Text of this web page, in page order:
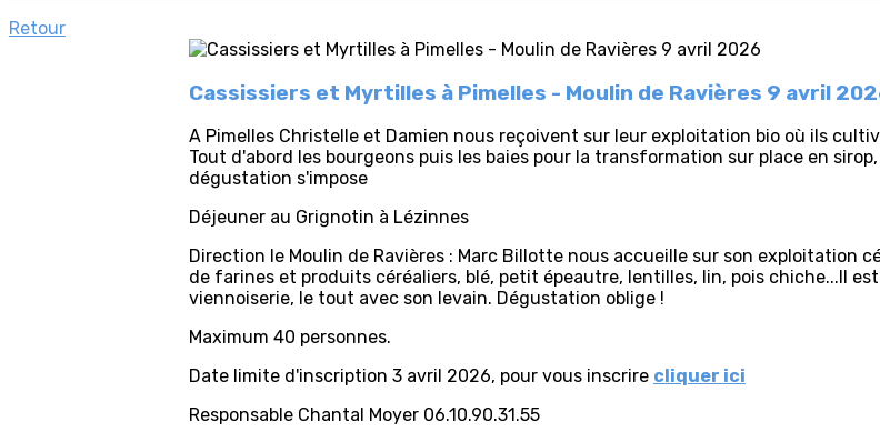
Retour
Cassissiers et Myrtilles à Pimelles - Moulin de Ravières 9 avril
A Pimelles Christelle et Damien nous reçoivent sur leur exploitation bio où ils
Tout d'abord les bourgeons puis les baies pour la transformation sur place en
dégustation s'impose
Déjeuner au Grignotin à Lézinnes
Direction le Moulin de Ravières : Marc Billotte nous accueille sur son exploitation
de farines et produits céréaliers, blé, petit épeautre, lentilles, lin, pois chiche...Il
viennoiserie, le tout avec son levain. Dégustation oblige !
Maximum 40 personnes.
Date limite d'inscription 3 avril 2026, pour vous inscrire cliquer ici
Responsable Chantal Moyer 06.10.90.31.55